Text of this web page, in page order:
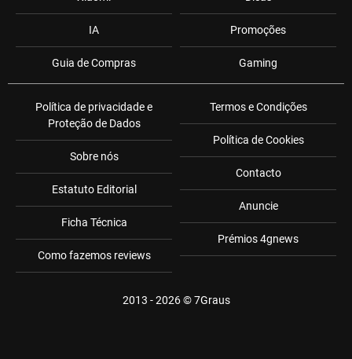
IA
Guia de Compras
Promoções
Gaming
Política de privacidade e
Proteção de Dados
Sobre nós
Estatuto Editorial
Ficha Técnica
Como fazemos reviews
Termos e Condições
Política de Cookies
Contacto
Anuncie
Prémios 4gnews
2013 - 2026 ©7Graus